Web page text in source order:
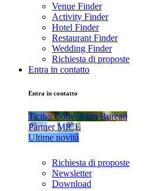
Venue Finder
Activity Finder
Hotel Finder
Restaurant Finder
Wedding Finder
Richiesta di proposte
Entra in contatto
Entra in contatto
Ticino Convention Bureau
Partner MICE
Ultime novità
Richiesta di proposte
Newsletter
Download